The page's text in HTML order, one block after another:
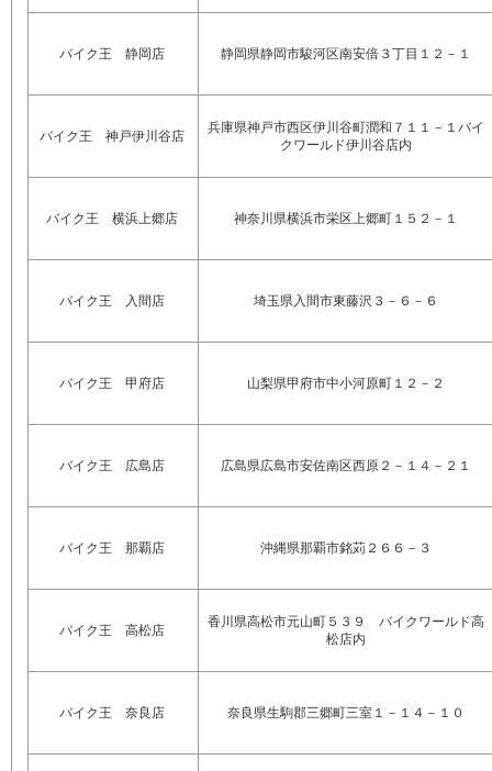
バイク王 静岡店 静岡県静岡市駿河区南安倍３丁目１２－１
バイク王 神戸伊川谷店
兵庫県神戸市西区伊川谷町潤和７１１－１バイ
クワールド伊川谷店内
バイク王 横浜上郷店 神奈川県横浜市栄区上郷町１５２－１
バイク王 入間店 埼玉県入間市東藤沢３－６－６
バイク王 甲府店 山梨県甲府市中小河原町１２－２
バイク王 広島店 広島県広島市安佐南区西原２－１４－２１
バイク王 那覇店 沖縄県那覇市銘苅２６６－３
バイク王 高松店
香川県高松市元山町５３９ バイクワールド高
松店内
バイク王 奈良店 奈良県生駒郡三郷町三室１－１４－１０